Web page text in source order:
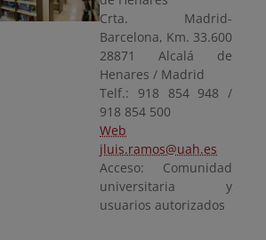
Crta. Madrid-
Barcelona, Km. 33.600
28871 Alcalá de
Henares / Madrid
Telf.: 918 854 948 /
918 854 500
Web
jluis.ramos@uah.es
Acceso: Comunidad
universitaria y
usuarios autorizados